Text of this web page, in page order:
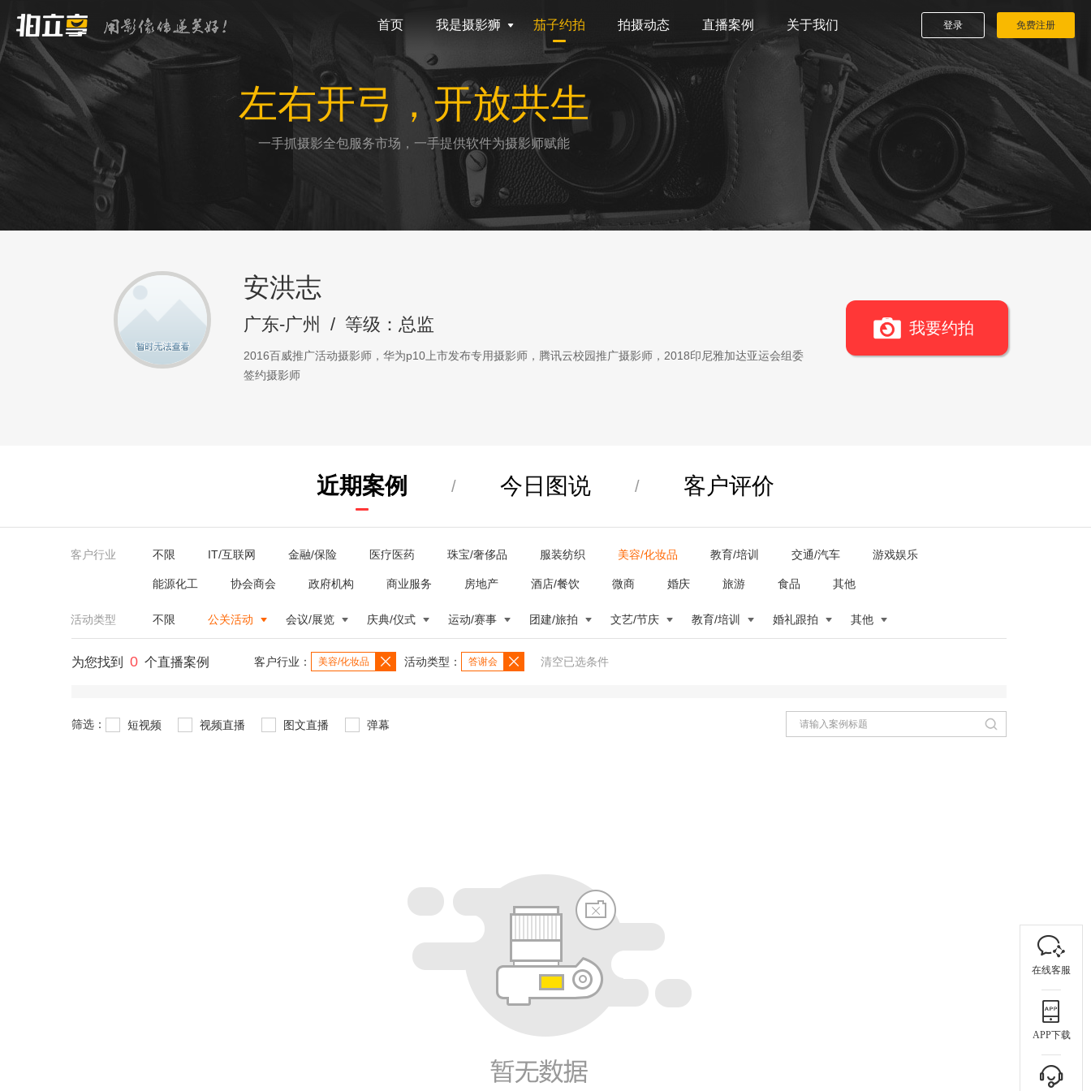
首页 我是摄影狮 茄子约拍 拍摄动态 直播案例 关于我们 登录 免费注册
左右开弓，开放共生
一手抓摄影全包服务市场，一手提供软件为摄影师赋能
安洪志
广东-广州 / 等级：总监
2016百威推广活动摄影师，华为p10上市发布专用摄影师，腾讯云校园推广摄影师，2018印尼雅加达亚运会组委
签约摄影师
我要约拍
近期案例 / 今日图说 / 客户评价
客户行业 不限 IT/互联网 金融/保险 医疗医药 珠宝/奢侈品 服装纺织 美容/化妆品 教育/培训 交通/汽车 游戏娱乐
能源化工 协会商会 政府机构 商业服务 房地产 酒店/餐饮 微商 婚庆 旅游 食品 其他
活动类型 不限 公关活动 会议/展览 庆典/仪式 运动/赛事 团建/旅拍 文艺/节庆 教育/培训 婚礼跟拍 其他
为您找到 0 个直播案例 客户行业： 美容/化妆品 活动类型： 答谢会 清空已选条件
筛选： 短视频 视频直播 图文直播 弹幕
在线客服
APP下载